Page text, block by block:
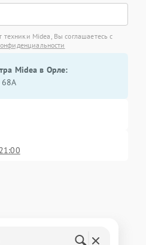
техники Midea, Вы соглашаетесь с
Midea в Орле:
68А